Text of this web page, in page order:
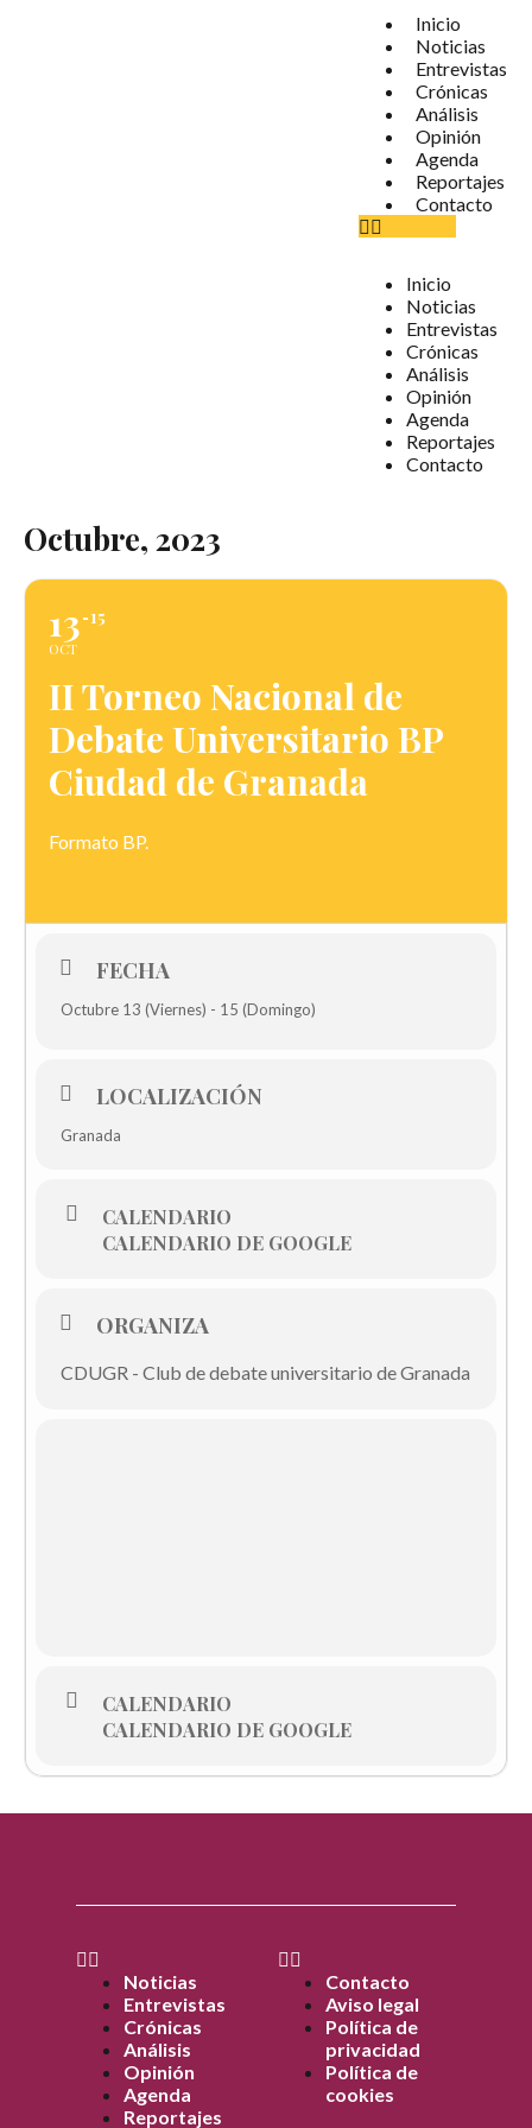
Inicio
Noticias
Entrevistas
Crónicas
Análisis
Opinión
Agenda
Reportajes
Contacto
Inicio
Noticias
Entrevistas
Crónicas
Análisis
Opinión
Agenda
Reportajes
Contacto
Octubre, 2023
13
OCT
15
II Torneo Nacional de
Debate Universitario BP
Ciudad de Granada
Formato BP.
FECHA
Octubre 13 (Viernes) - 15 (Domingo)
LOCALIZACIÓN
Granada
CALENDARIO
CALENDARIO DE GOOGLE
ORGANIZA
CDUGR - Club de debate universitario de Granada
CALENDARIO
CALENDARIO DE GOOGLE
Noticias
Entrevistas
Crónicas
Análisis
Opinión
Agenda
Reportajes
Contacto
Aviso legal
Política de
privacidad
Política de
cookies